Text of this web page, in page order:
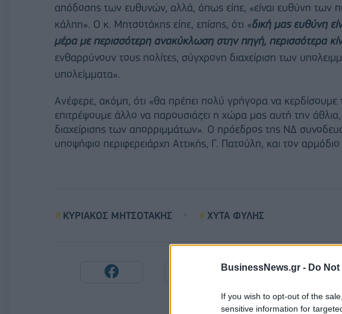
BusinessNews.gr - Do
If you wish to opt-out of the
sensitive information for
απόδοσης των ευθυνών, αλλά, όπως είπε, «είναι ευθύνη των
κάλπη». Ο κ. Μητσοτάκης είπε, επίσης, ότι «δική μας ευθύνη
μέρα με περισσότερη ανακύκλωση στην πηγή, περισσότερα
ενθαρρύνουν τους πολίτες, σύγχρονη διαχείριση των
υπολείμματα».
Ανέφερε, ακόμη, ότι «θα πρέπει πολύ γρήγορα να κερδίσουμε
επιτρέψουμε άλλο να παρουσιάζει η χώρα μας αυτή την
διαχείρισης των απορριμμάτων». Ο πρόεδρος της ΝΔ
υποψήφιο περιφερειάρχη Αττικής, Γ. Πατούλη, και τον
ΚΥΡΙΑΚΟΣ ΜΗΤΣΟΤΑΚΗΣ ΧΥΤΑ ΦΥΛΗΣ